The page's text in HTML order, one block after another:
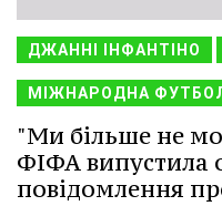
ДЖАННІ ІНФАНТІНО
МІЖНАРОДНА
"Ми більше не
ФІФА випустила
повідомлення